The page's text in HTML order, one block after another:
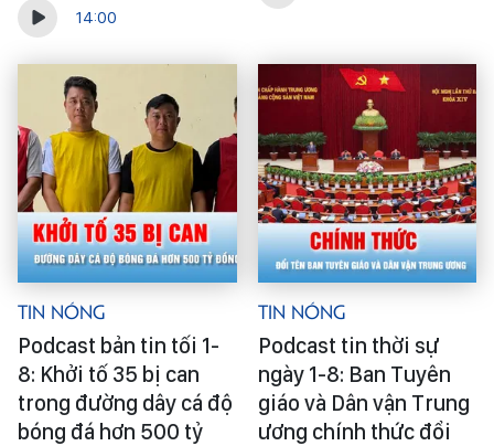
14:00
Tin Nóng
Podcast bản tin tối 1-
8: Khởi tố 35 bị can
trong đường dây cá độ
bóng đá hơn 500 tỷ
Tin Nóng
Podcast tin thời sự
ngày 1-8: Ban Tuyên
giáo và Dân vận Trung
ương chính thức đổi